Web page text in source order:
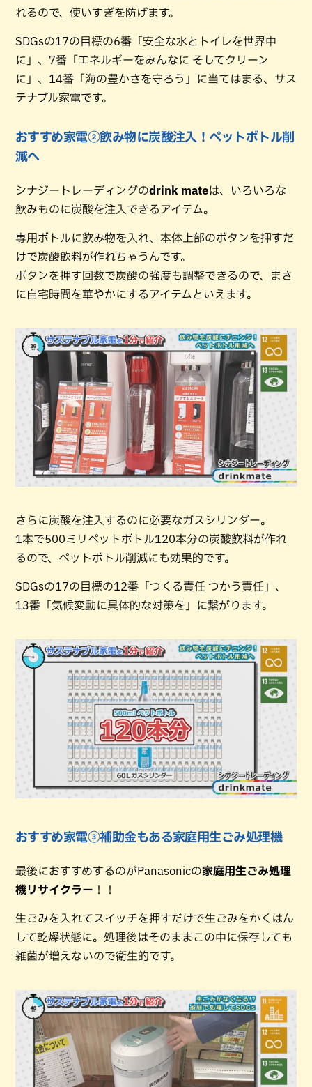
れるので、使いすぎを防げます。
SDGsの17の目標の6番「安全な水とトイレを世界中
に」、7番「エネルギーをみんなに そしてクリーン
に」、14番「海の豊かさを守ろう」に当てはまる、サス
テナブル家電です。
おすすめ家電②飲み物に炭酸注入！ペットボトル削
減へ
シナジートレーディングのdrink mateは、いろいろな
飲みものに炭酸を注入できるアイテム。
専用ボトルに飲み物を入れ、本体上部のボタンを押すだ
けで炭酸飲料が作れちゃうんです。
ボタンを押す回数で炭酸の強度も調整できるので、まさ
に自宅時間を華やかにするアイテムといえます。
さらに炭酸を注入するのに必要なガスシリンダー。
1本で500ミリペットボトル120本分の炭酸飲料が作れ
るので、ペットボトル削減にも効果的です。
SDGsの17の目標の12番「つくる責任 つかう責任」、
13番「気候変動に具体的な対策を」に繋がります。
おすすめ家電③補助金もある家庭用生ごみ処理機
最後におすすめするのがPanasonicの家庭用生ごみ処理
機リサイクラー ！！
生ごみを入れてスイッチを押すだけで生ごみをかくはん
して乾燥状態に。処理後はそのままこの中に保存しても
雑菌が増えないので衛生的です。